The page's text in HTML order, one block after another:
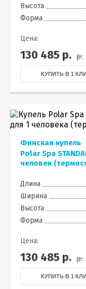
Высота
Форма
Цена:
130 485 р. р.
КУПИТЬ В 1
Финская купель
Polar Spa
человек
Длина
Ширина
Высота
Форма
Цена:
130 485 р. р.
КУПИТЬ В 1